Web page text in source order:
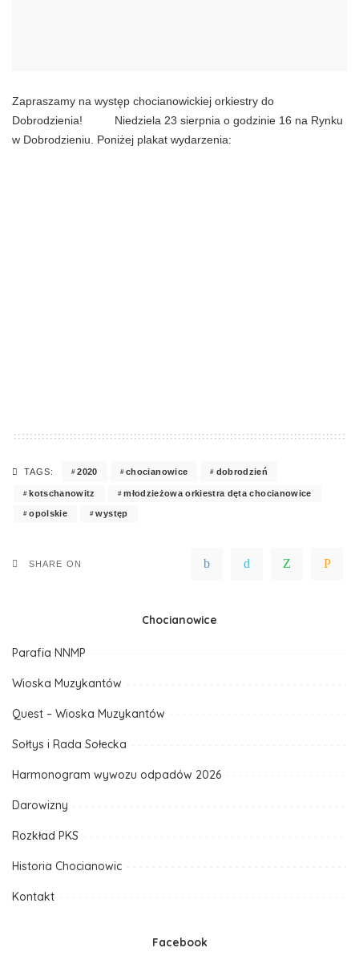
Zapraszamy na występ chocianowickiej orkiestry do
Dobrodzienia!
Niedziela 23 sierpnia o godzinie 16 na Rynku
w Dobrodzieniu. Poniżej plakat wydarzenia:
TAGS: 2020 chocianowice dobrodzień
kotschanowitz młodzieżowa orkiestra dęta chocianowice
opolskie występ
SHARE ON
Chocianowice
Parafia NNMP
Wioska Muzykantów
Quest – Wioska Muzykantów
Sołtys i Rada Sołecka
Harmonogram wywozu odpadów 2026
Darowizny
Rozkład PKS
Historia Chocianowic
Kontakt
Facebook